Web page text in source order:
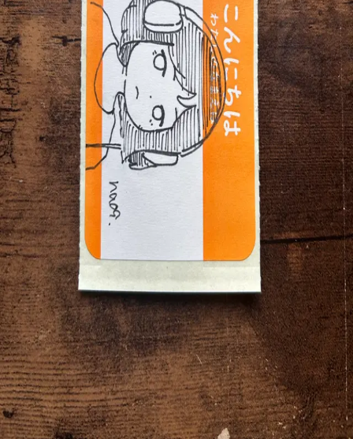
Nadeshiko09
@nadeshiko09
Hello my name stickers
近日ネットショップで販売。
2025年12月29日